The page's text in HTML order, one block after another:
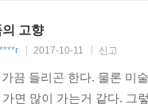
고향
2017-10-11 신고
끔 들리곤 한다. 물론 미
면 많이 가는거 같다. 그